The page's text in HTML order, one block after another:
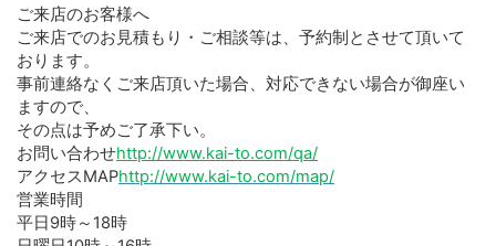
ご来店のお客様へ
ご来店でのお見積もり・ご相談等は、予約制とさせて頂いて
おります。
事前連絡なくご来店頂いた場合、対応できない場合が御座い
ますので、
その点は予めご了承下い。
お問い合わせhttp://www.kai-to.com/qa/
アクセスMAPhttp://www.kai-to.com/map/
営業時間
平日9時～ 18時